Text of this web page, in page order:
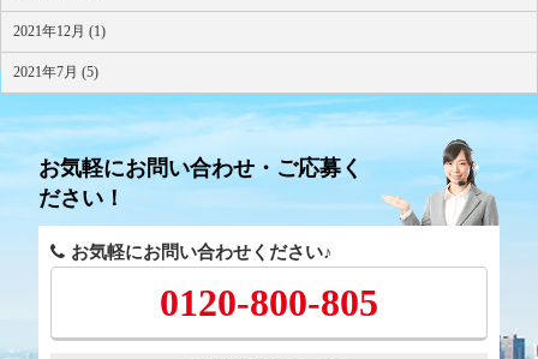
2021年12月 (1)
2021年7月 (5)
お気軽にお問い合わせ・ご応募く
ださい！
お気軽にお問い合わせください♪
0120-800-805